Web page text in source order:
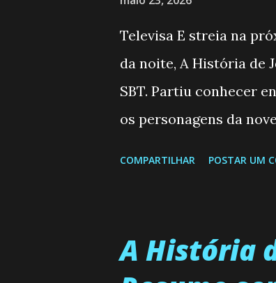
Televisa E streia na
da noite, A História de
SBT. Partiu conhecer
os personagens da
homem que realmente
COMPARTILHAR POSTAR UM
A História